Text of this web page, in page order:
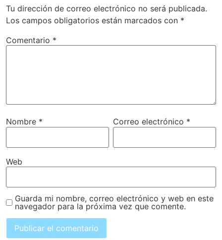
Tu dirección de correo electrónico no será publicada.
Los campos obligatorios están marcados con *
Comentario *
Nombre * Correo electrónico *
Web
Guarda mi nombre, correo electrónico y web en este
navegador para la próxima vez que comente.